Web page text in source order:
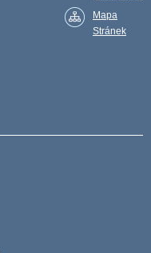
Mapa
Stránek